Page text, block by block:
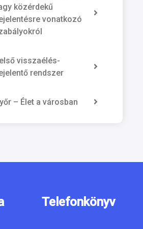
közérdekű
vonatkozó
visszaélés-
rendszer
– Élet a városban
Telefonkönyv